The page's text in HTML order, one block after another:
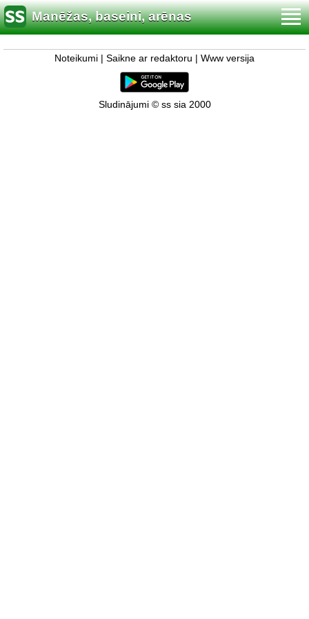
Manēžas, baseini, arēnas
Noteikumi Saikne ar redaktoru Www versija
Sludinājumi © ss sia 2000